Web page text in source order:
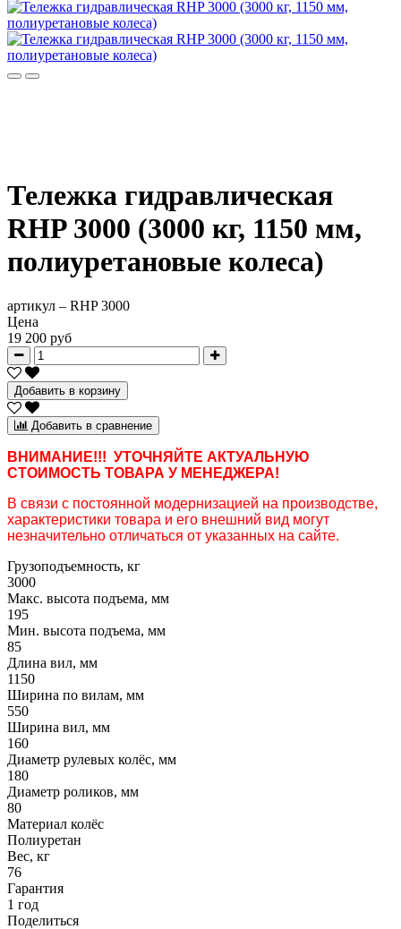
Тележка гидравлическая
RHP 3000 (3000 кг, 1150 мм,
полиуретановые колеса)
артикул – RHP 3000
Цена
19 200 руб
Добавить в корзину
Добавить в сравнение
ВНИМАНИЕ!!! УТОЧНЯЙТЕ АКТУАЛЬНУЮ
СТОИМОСТЬ ТОВАРА У МЕНЕДЖЕРА!
В связи с постоянной модернизацией на производстве,
характеристики товара и его внешний вид могут
незначительно отличаться от указанных на сайте.
Грузоподъемность, кг
3000
Макс. высота подъема, мм
195
Мин. высота подъема, мм
85
Длина вил, мм
1150
Ширина по вилам, мм
550
Ширина вил, мм
160
Диаметр рулевых колёс, мм
180
Диаметр роликов, мм
80
Материал колёс
Полиуретан
Вес, кг
76
Гарантия
1 год
Поделиться